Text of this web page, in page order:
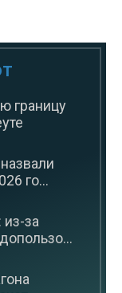
границу
го...
за